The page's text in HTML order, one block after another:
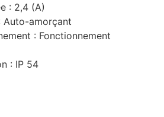
: 2,4 (A)
Auto-amorçant
: Fonctionnement
: IP 54